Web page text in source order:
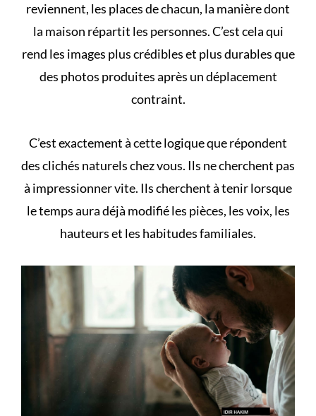
reviennent, les places de chacun, la manière dont
la maison répartit les personnes. C’est cela qui
rend les images plus crédibles et plus durables que
des photos produites après un déplacement
contraint.
C’est exactement à cette logique que répondent
desclichés naturels chez vous. Ils ne cherchent pas
à impressionner vite. Ils cherchent à tenir lorsque
le temps aura déjà modifié les pièces, les voix, les
hauteurs et les habitudes familiales.